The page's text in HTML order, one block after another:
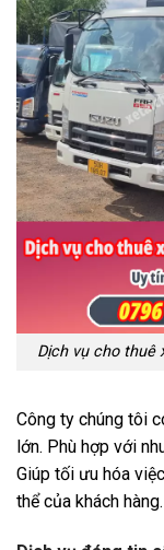
Dịch vụ cho thuê
Công ty chúng tôi
lớn. Phù hợp với
Giúp tối ưu hóa
thể của khách hàng.